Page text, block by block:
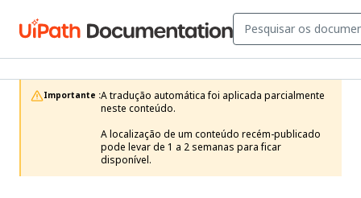
Importante :A tradução automática foi aplicada parcialmente
neste conteúdo.
A localização de um conteúdo recém-publicado
pode levar de 1 a 2 semanas para ficar
disponível.